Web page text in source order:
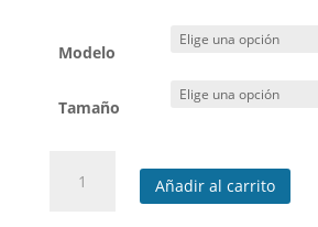
precios:
desde
2,99 €
hasta
Modelo
Tamaño
Añadir al carrito